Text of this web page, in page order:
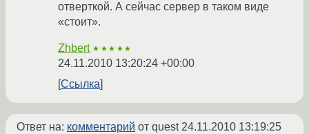
отверткой. А сейчас сервер в таком виде
«стоит».
Zhbert ★★★★★
24.11.2010 13:20:24 +00:00
Ссылка
Ответ на: комментарий от quest 24.11.2010 13:19:25